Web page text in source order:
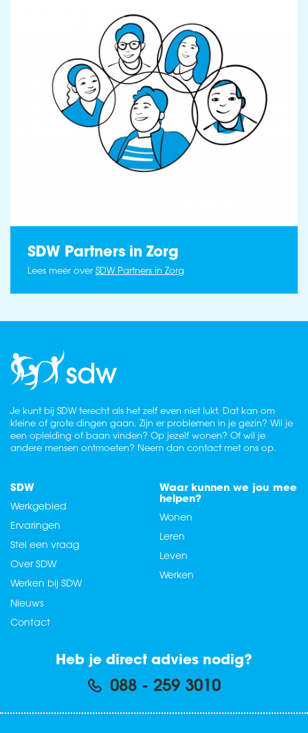
SDW Partners in Zorg
Lees meer over SDW Partners in Zorg
Je kunt bij SDW terecht als het zelf even niet lukt. Dat kan om
kleine of grote dingen gaan. Zijn er problemen in je gezin? Wil je
een opleiding of baan vinden? Op jezelf wonen? Of wil je
andere mensen ontmoeten? Neem dan contact met ons op.
SDW
Werkgebied
Ervaringen
Stel een vraag
Over SDW
Werken bij SDW
Nieuws
Contact
Waar kunnen we jou mee
helpen?
Wonen
Leren
Leven
Werken
Heb je direct advies nodig?
088 - 259 3010